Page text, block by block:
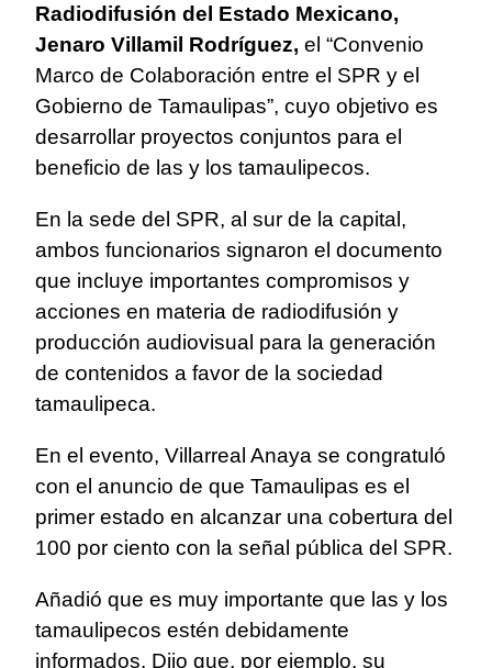
Radiodifusión del Estado Mexicano,
Jenaro Villamil Rodríguez, el “Convenio
Marco de Colaboración entre el SPR y el
Gobierno de Tamaulipas”, cuyo objetivo es
desarrollar proyectos conjuntos para el
beneficio de las y los tamaulipecos.
En la sede del SPR, al sur de la capital,
ambos funcionarios signaron el documento
que incluye importantes compromisos y
acciones en materia de radiodifusión y
producción audiovisual para la generación
de contenidos a favor de la sociedad
tamaulipeca.
En el evento, Villarreal Anaya se congratuló
con el anuncio de que Tamaulipas es el
primer estado en alcanzar una cobertura del
100 por ciento con la señal pública del SPR.
Añadió que es muy importante que las y los
tamaulipecos estén debidamente
informados. Dijo que, por ejemplo, su